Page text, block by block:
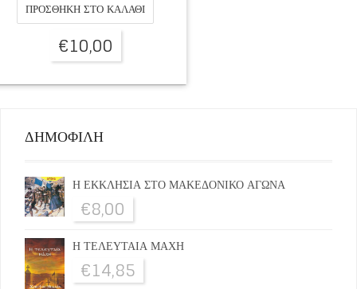
ΠΡΟΣΘΉΚΗ ΣΤΟ ΚΑΛΆΘΙ
€10,00
ΔΗΜΟΦΙΛΗ
Η ΕΚΚΛΗΣΙΑ ΣΤΟ ΜΑΚΕΔΟΝΙΚΟ ΑΓΩΝΑ
€8,00
Η ΤΕΛΕΥΤΑΙΑ ΜΑΧΗ
€14,85